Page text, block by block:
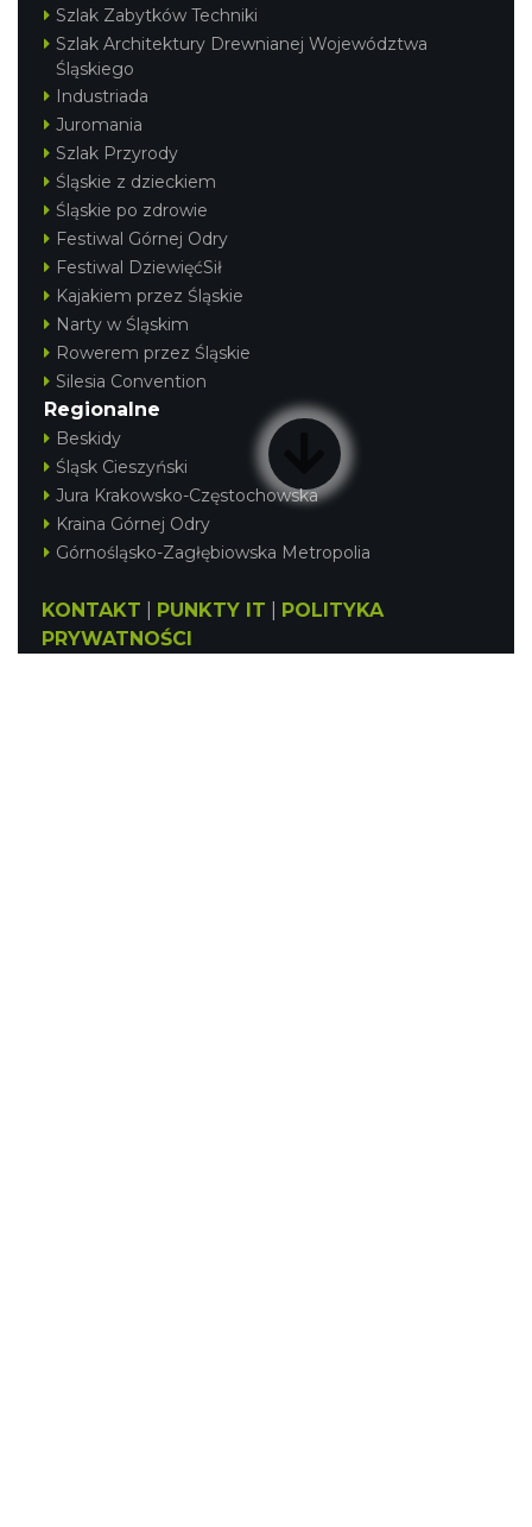
Szlak Zabytków Techniki
Szlak Architektury Drewnianej Województwa
Śląskiego
Industriada
Juromania
Szlak Przyrody
Śląskie z dzieckiem
Śląskie po zdrowie
Festiwal Górnej Odry
Festiwal DziewięćSił
Kajakiem przez Śląskie
Narty w Śląskim
Rowerem przez Śląskie
Silesia Convention
Regionalne
Beskidy
Śląsk Cieszyński
Jura Krakowsko-Częstochowska
Kraina Górnej Odry
Górnośląsko-Zagłębiowska Metropolia
KONTAKT PUNKTY IT
POLITYKA
PRYWATNOŚCI